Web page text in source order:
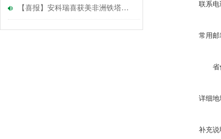
【喜报】安科瑞喜获美非洲铁塔集采项目合同 联系电
常用邮
省
详细地
补充说